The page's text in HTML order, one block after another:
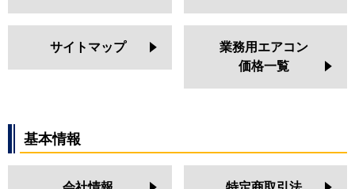
サイトマップ
業務用エアコン
価格一覧
基本情報